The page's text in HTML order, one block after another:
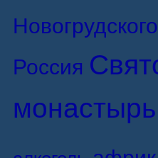
Россия
монастырь